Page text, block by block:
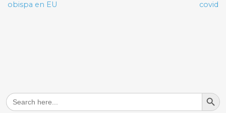
obispa en EU
covid
Search
for:
Search